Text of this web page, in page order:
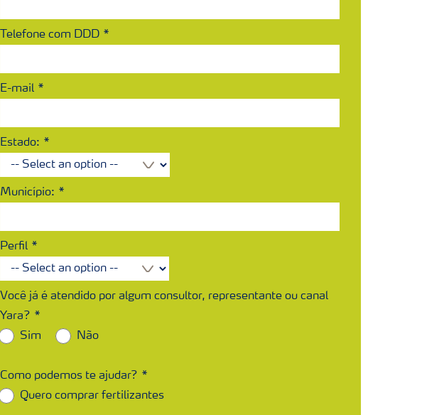
Telefone com DDD
E-mail
Estado:
Município:
Perfil
Você já é atendido por algum consultor, representante ou canal
Yara?
Sim
Não
Como podemos te ajudar?
Quero comprar fertilizantes